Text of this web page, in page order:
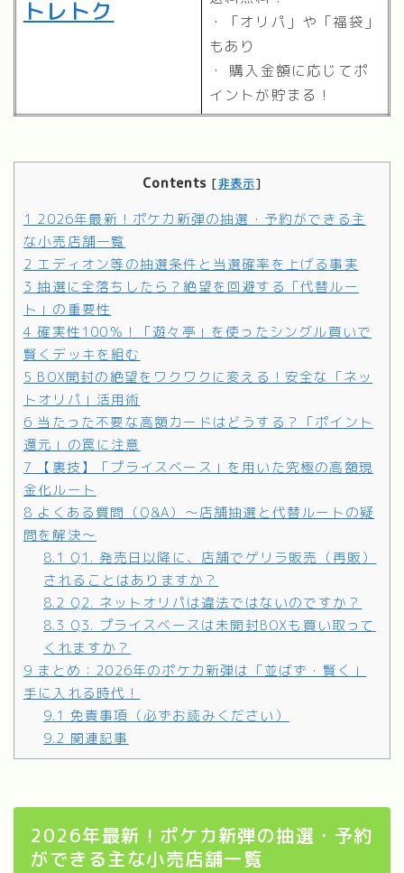
トレトク
・「オリパ」や「福袋」
もあり
・ 購入金額に応じてポ
イントが貯まる！
Contents [非表示]
1 2026年最新！ポケカ新弾の抽選・予約ができる主
な小売店舗一覧
2 エディオン等の抽選条件と当選確率を上げる事実
3 抽選に全落ちしたら？絶望を回避する「代替ルー
ト」の重要性
4 確実性100％！「遊々亭」を使ったシングル買いで
賢くデッキを組む
5 BOX開封の絶望をワクワクに変える！安全な「ネッ
トオリパ」活用術
6 当たった不要な高額カードはどうする？「ポイント
還元」の罠に注意
7
【裏技】「プライスベース」を用いた究極の高額現
金化ルート
8 よくある質問（Q&A）～店舗抽選と代替ルートの疑
問を解決～
8.1 Q1. 発売日以降に、店舗でゲリラ販売（再販）
されることはありますか？
8.2 Q2. ネットオリパは違法ではないのですか？
8.3 Q3. プライスベースは未開封BOXも買い取って
くれますか？
9 まとめ：2026年のポケカ新弾は「並ばず・賢く」
手に入れる時代！
9.1 免責事項（必ずお読みください）
9.2 関連記事
2026年最新！ポケカ新弾の抽選・予約
ができる主な小売店舗一覧